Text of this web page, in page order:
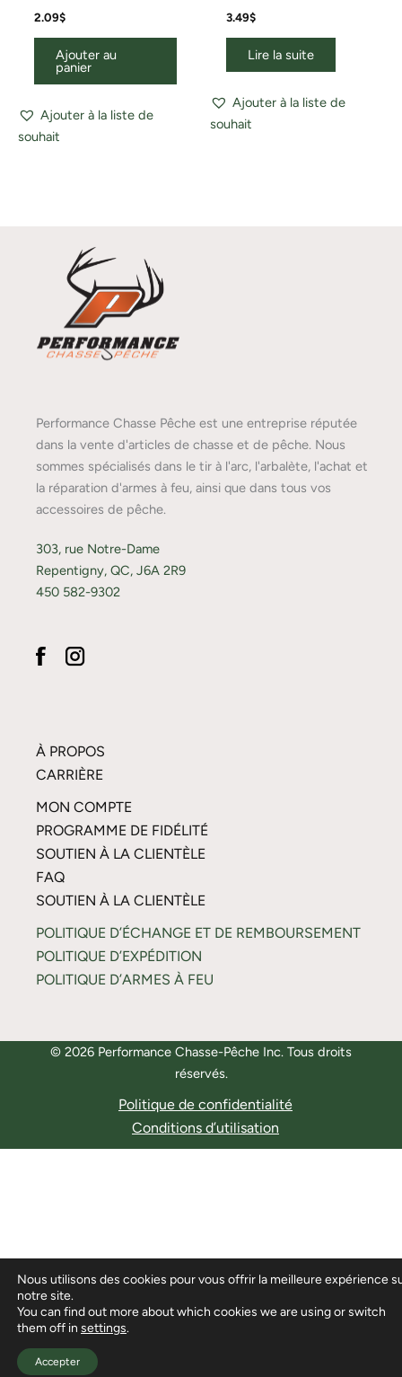
2.09$
Ajouter au
panier
Ajouter à la liste de
souhait
3.49$
Lire la suite
Ajouter à la liste de
souhait
Performance Chasse Pêche est une entreprise réputée
dans la vente d'articles de chasse et de pêche. Nous
sommes spécialisés dans le tir à l'arc, l'arbalète, l'achat et
la réparation d'armes à feu, ainsi que dans tous vos
accessoires de pêche.
303, rue Notre-Dame
Repentigny, QC, J6A 2R9
450 582-9302
À PROPOS
CARRIÈRE
MON COMPTE
PROGRAMME DE FIDÉLITÉ
SOUTIEN À LA CLIENTÈLE
FAQ
SOUTIEN À LA CLIENTÈLE
POLITIQUE D’ÉCHANGE ET DE REMBOURSEMENT
POLITIQUE D’EXPÉDITION
POLITIQUE D’ARMES À FEU
© 2026 Performance Chasse-Pêche Inc. Tous droits
réservés.
Politique de confidentialité
Conditions d’utilisation
Nous utilisons des cookies pour vous offrir la meilleure expérience
notre site.
You can find out more about which cookies we are using or switch
them off in settings.
Accepter